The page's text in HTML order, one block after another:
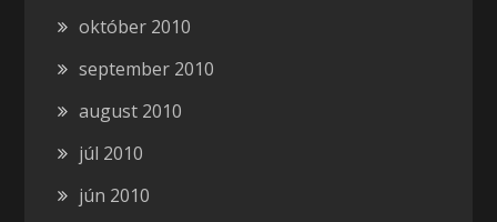
október 2010
september 2010
august 2010
júl 2010
jún 2010